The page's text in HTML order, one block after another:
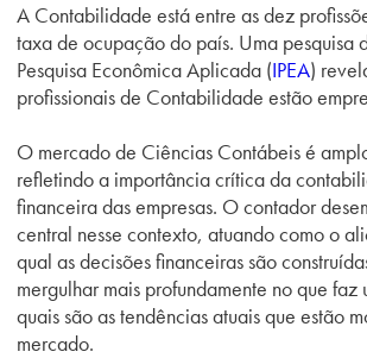
A Contabilidade está entre as dez
taxa de ocupação do país. Uma pesquisa
Pesquisa Econômica Aplicada (IPEA)
profissionais de Contabilidade estão
O mercado de Ciências Contábeis é
refletindo a importância crítica da
financeira das empresas. O contador
central nesse contexto, atuando como o
qual as decisões financeiras são
mergulhar mais profundamente no que faz
quais são as tendências atuais que estão
mercado.